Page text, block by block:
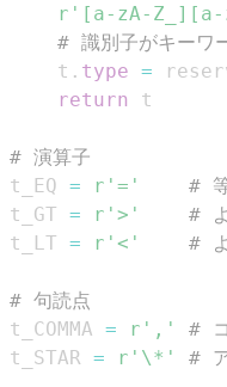
r'[a-zA-Z_][a-
# 識別子がキーワ
    t
. type =
return
# 演算子
t_EQ = r'='
#
t_GT = r'>'
#
t_LT = r'<' #
# 句読点
t_COMMA = r','
#
t_STAR = r'\*' #